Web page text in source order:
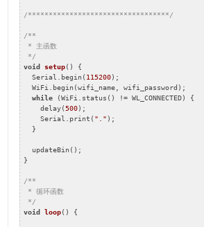
/**********************************/
/**
*/
void
setup()
{
  Serial.begin(
115200);
  WiFi.begin(wifi_name, wifi_password);
while (WiFi.status() != WL_CONNECTED) {
    delay(
500);
    Serial.print(
"." );
  updateBin();
}
/**
*/
void
loop() {